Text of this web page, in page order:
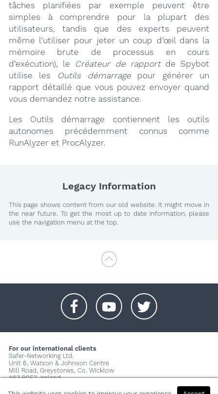
tâches planifiées par exemple peuvent être
simples à comprendre pour la plupart des
utilisateurs, tandis que des experts peuvent
même l’utiliser pour jeter un coup d’œil dans la
mémoire brute de processus en cours
d’exécution), le Créateur de rapportde Spybot
utilise les
Outils démarragepour générer un
rapport détaillé que vous pouvez envoyer quand
vous demandez notre assistance.
Les Outils démarrage contiennent les outils
autonomes précédemment connus comme
RunAlyzer et ProcAlyzer.
Legacy Information
This page shows content from our old website. It might move in
the near future. To get the most up to date information, please
use the navigation menu at the top.
For our international clients
Safer-Networking Ltd.
Unit 6, Watson & Johnson Centre
Mill Road, Greystones, Co. Wicklow
A63 P0E2, Ireland
© 2026 Copyright Safer-Networking Ltd. | Imprint|Privacy Policy|